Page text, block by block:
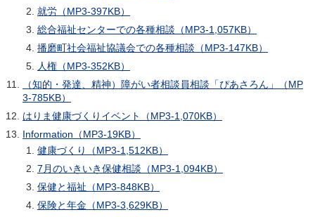
就労（MP3-397KB）
総合福祉センターでの各種相談（MP3-1,057KB）
播磨町社会福祉協議会での各種相談（MP3-147KB）
人権（MP3-352KB）
（知的・発達、精神）障がい者相談員相談「ぴあさろん」（MP
3-785KB）
はりま健康づくりイベント（MP3-1,070KB）
Information（MP3-19KB）
健康づくり（MP3-1,512KB）
7月のいきいき保健相談（MP3-1,094KB）
保健と福祉（MP3-848KB）
保険と年金（MP3-3,629KB）